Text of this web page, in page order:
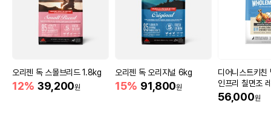
오리젠 독 스몰브리드 1.8kg
12% 39,200원
오리젠 독 오리지널 6kg
15% 91,800원
디어니스트키친
인프리 칠면조
56,000원